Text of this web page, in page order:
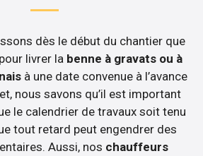
dès le début du chantier que
livrer la benne à gravats ou à
à une date convenue à l’avance
nous savons qu’il est important
le calendrier de travaux soit tenu
tout retard peut engendrer des
Aussi, nos chauffeurs